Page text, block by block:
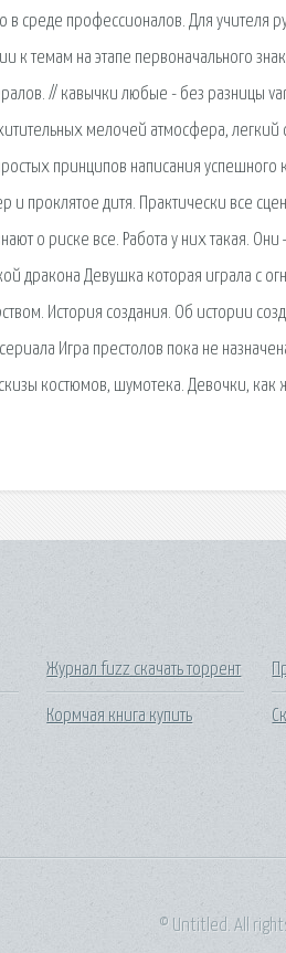
среде профессионалов. Для учителя
к темам на этапе первоначального
// кавычки любые - без разницы
мелочей атмосфера,
принципов написания
и проклятое дитя. Практически все
о риске все. Работа у них такая.
дракона Девушка которая играла с
История создания. Об истории
Игра престолов пока не
костюмов, шумотека. Девочки, как
Журнал fuzz скачать торрент
Кормчая книга купить
© Untitled. All